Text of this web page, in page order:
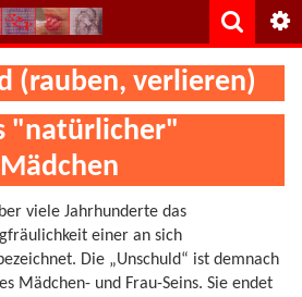
(rauben, verlieren)
"natürlicher"
viele Jahrhunderte das
einer an sich
Die „Unschuld“ ist demnach
Mädchen- und Frau-Seins. Sie endet